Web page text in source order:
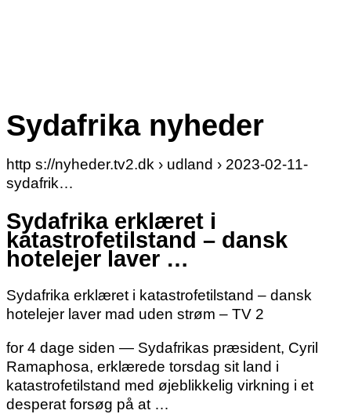
Sydafrika nyheder
http s://nyheder.tv2.dk › udland › 2023-02-11-
sydafrik…
Sydafrika erklæret i
katastrofetilstand – dansk
hotelejer laver …
Sydafrika erklæret i katastrofetilstand – dansk
hotelejer laver mad uden strøm – TV 2
for 4 dage siden — Sydafrikas præsident, Cyril
Ramaphosa, erklærede torsdag sit land i
katastrofetilstand med øjeblikkelig virkning i et
desperat forsøg på at …